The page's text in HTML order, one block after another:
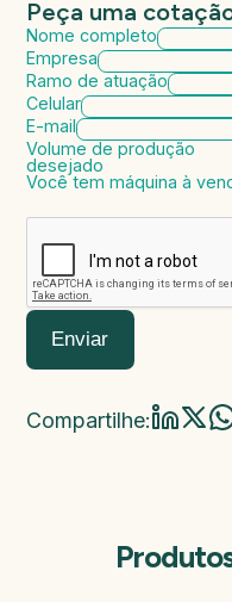
Peça uma
Nome completo
Empresa
Ramo de atuação
Celular
E-mail
Volume de produção
desejado
Você tem máquina à
Marca da máquina
Modelo da máquina
Ano de fabricação
Valor da máquina
Enviar
Compartilhe: